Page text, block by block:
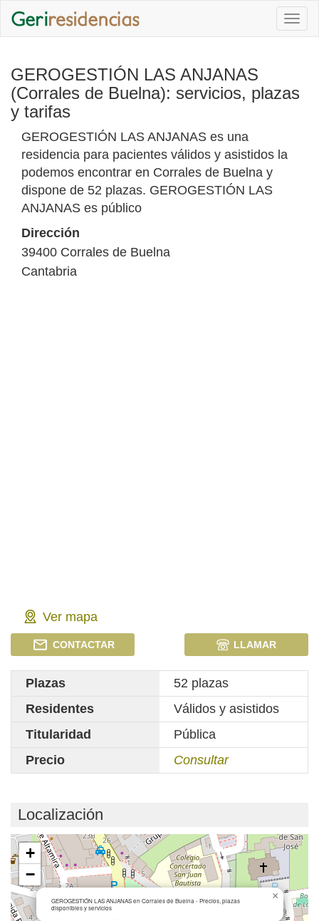
GEROGESTIÓN LAS ANJANAS
(Corrales de Buelna): servicios, plazas
y tarifas
GEROGESTIÓN LAS ANJANAS es una
residencia para pacientes válidos y asistidos la
podemos encontrar en Corrales de Buelna y
dispone de 52 plazas. GEROGESTIÓN LAS
ANJANAS es público
Dirección
39400 Corrales de Buelna
Cantabria
Ver mapa
CONTACTAR LLAMAR
Plazas
52 plazas
Residentes
Válidos y asistidos
Titularidad
Pública
Precio
Consultar
Localización
Cargando mapa...
GEROGESTIÓN LAS ANJANAS en Corrales de Buelna - Precios, plazas
disponibles y servicios
×
+
−